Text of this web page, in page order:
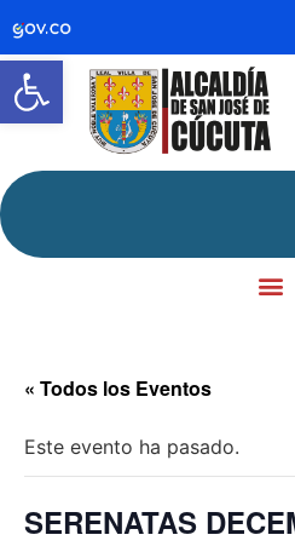
Abrir barra de
« Todos los Eventos
Este evento ha pasado.
SERENATAS